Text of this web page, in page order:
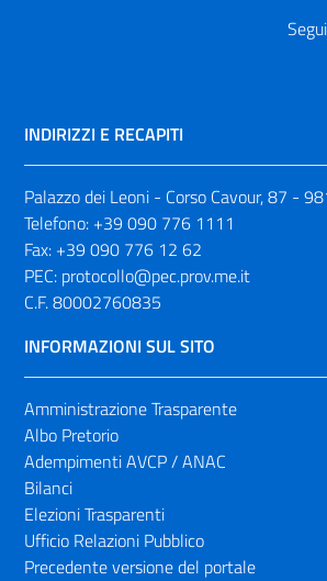
INDIRIZZI E RECAPITI
Palazzo dei Leoni - Corso Cavour, 87 -
Telefono: +39 090 776 1111
Fax: +39 090 776 12 62
PEC: protocollo@pec.prov.me.it
C.F. 80002760835
INFORMAZIONI SUL SITO
Amministrazione Trasparente
Albo Pretorio
Adempimenti AVCP / ANAC
Bilanci
Elezioni Trasparenti
Ufficio Relazioni Pubblico
Precedente versione del portale